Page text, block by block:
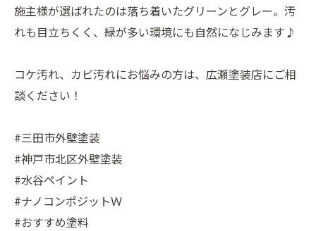
施主様が選ばれたのは落ち着いたグリーンとグレー。汚
れも目立ちくく、緑が多い環境にも自然になじみます♪
コケ汚れ、カビ汚れにお悩みの方は、広瀬塗装店にご相
談ください！
#三田市外壁塗装
#神戸市北区外壁塗装
#水谷ペイント
#ナノコンポジットＷ
#おすすめ塗料